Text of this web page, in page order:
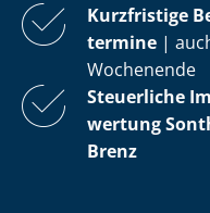
Kurzfristige
ter­mi­ne |
Wochenende
Steuerliche
wer­tung
Brenz